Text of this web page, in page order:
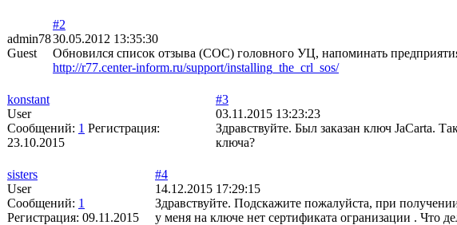
admin78
Guest
#2
30.05.2012 13:35:30
Обновился список отзыва (СОС) головного УЦ, напоминать
http://r77.center-inform.ru/support/installing_the_crl_sos/
konstant
User
Сообщений: 1 Регистрация:
23.10.2015
#3
03.11.2015 13:23:23
Здравствуйте. Был заказан ключ JaCarta.
ключа?
sisters
User
Сообщений: 1
Регистрация: 09.11.2015
#4
14.12.2015 17:29:15
Здравствуйте. Подскажите пожалуйста, при
у меня на ключе нет сертификата огранизации . Что